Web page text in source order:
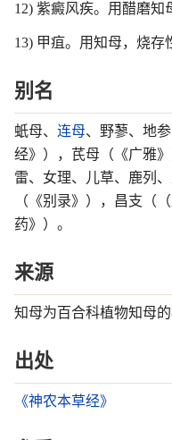
12) 紫癜风疾。用醋磨知
13) 甲疽。用知母，烧存
别名
蚔母、 连母、野蓼、地
经》），芪母（《广雅
雷、女理、儿草、鹿列
（《别录》），昌支（
药》）。
来源
知母为百合科植物知母的
出处
《神农本草经》